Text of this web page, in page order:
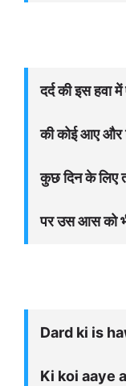
दर्द की इस हवा
की कोई आए और
कुछ दिन के लिए
पर उस आस को
Dard ki is
Ki koi aaye